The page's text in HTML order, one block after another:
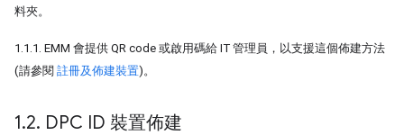
料夾。
1.1.1. EMM 會提供 QR code 或啟用碼給 IT 管理員，以支援這個佈建方法
(請參閱 註冊及佈建裝置)。
1.2. DPC ID 裝置佈建